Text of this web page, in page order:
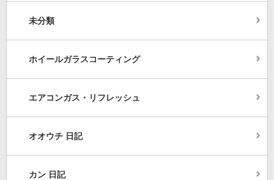
未分類
ホイールガラスコーティング
エアコンガス・リフレッシュ
オオウチ 日記
カン 日記